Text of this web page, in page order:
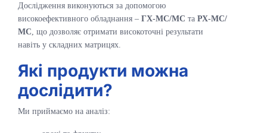
Дослідження виконуються за допомогою
високоефективного обладнання – ГХ-МС/МС та РХ-МС/
МС, що дозволяє отримати високоточні результати
навіть у складних матрицях.
Які продукти можна
дослідити?
Ми приймаємо на аналіз: